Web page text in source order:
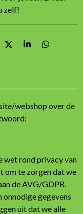
zelf!
D
S
D
webshop over de
wet rond privacy van
om te zorgen dat we
de AVG/GDPR.
gegevens
uit dat we alle